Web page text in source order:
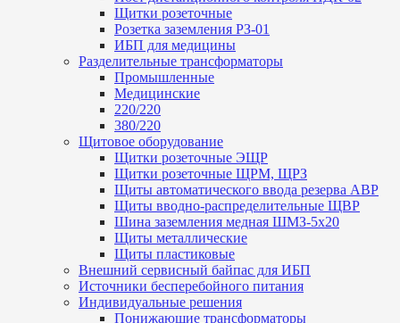
Щитки розеточные
Розетка заземления РЗ-01
ИБП для медицины
Разделительные трансформаторы
Промышленные
Медицинские
220/220
380/220
Щитовое оборудование
Щитки розеточные ЭЩР
Щитки розеточные ЩРМ, ЩРЗ
Щиты автоматического ввода резерва АВР
Щиты вводно-распределительные ЩВР
Шина заземления медная ШМЗ-5х20
Щиты металлические
Щиты пластиковые
Внешний сервисный байпас для ИБП
Источники бесперебойного питания
Индивидуальные решения
Понижающие трансформаторы